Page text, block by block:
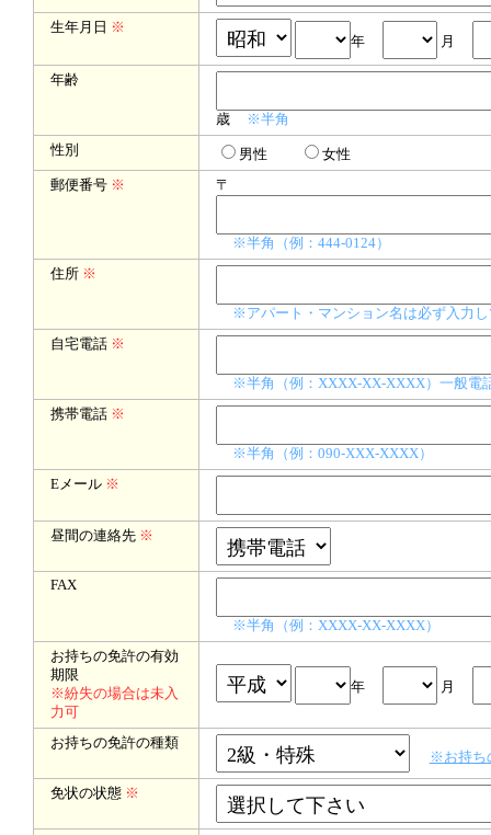
生年月日 ※
年
月
年齢
歳 ※半角
性別 男性
女性
郵便番号 ※ 〒
※半角（例：444-0124）
住所 ※
※アパート・マンション名は必ず入力
自宅電話 ※
※半角（例：XXXX-XX-XXXX）一般電
携帯電話 ※
※半角（例：090-XXX-XXXX）
Eメール ※
昼間の連絡先 ※
FAX
※半角（例：XXXX-XX-XXXX）
お持ちの免許の有効
期限
※紛失の場合は未入
力可
年 月
お持ちの免許の種類
※お持ち
免状の状態 ※